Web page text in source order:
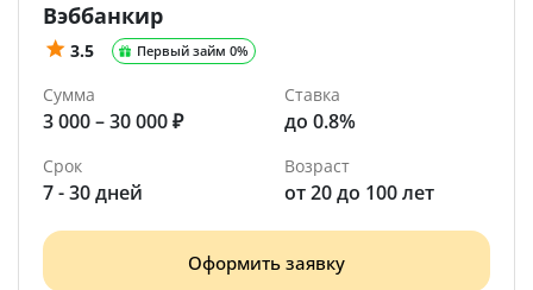
Вэббанкир
3.5 Первый займ 0%
Сумма
3 000 – 30 000 ₽
Ставка
до 0.8%
Срок
7 - 30 дней
Возраст
от 20 до 100 лет
Оформить заявку